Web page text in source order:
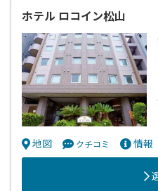
ホテル ロコイン松山
地図 クチコミ 情報